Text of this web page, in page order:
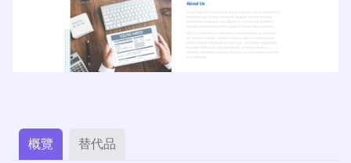
概覽 替代品